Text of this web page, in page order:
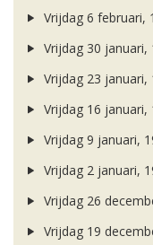
Vrijdag 6 februari,
Vrijdag 30 januari,
Vrijdag 23 januari,
Vrijdag 16 januari,
Vrijdag 9 januari,
Vrijdag 2 januari,
Vrijdag 26
Vrijdag 19